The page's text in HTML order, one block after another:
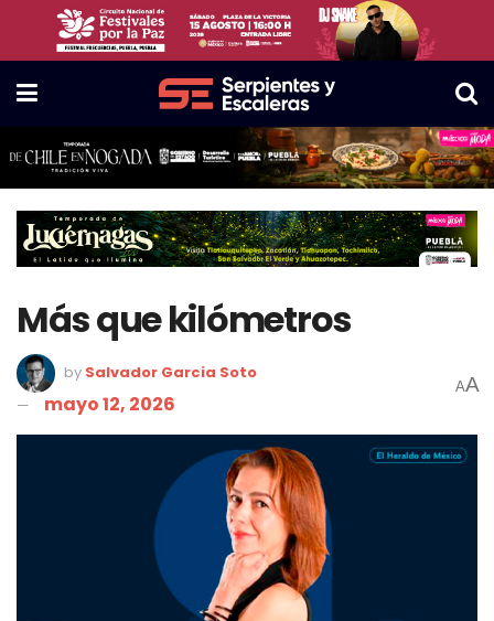
Más que kilómetros
by Salvador Garcia Soto
mayo 12, 2026
AA